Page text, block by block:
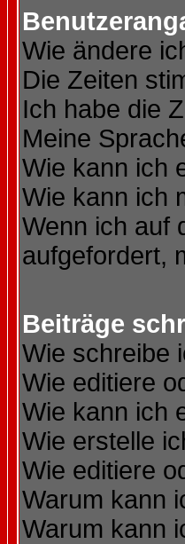
Wie ändere
Die Zeiten
Ich habe die
Meine
Wie kann ich
Wie kann ich
Wenn ich auf
aufgefordert,
Beiträge
Wie schreibe
Wie editiere
Wie kann ich
Wie erstelle
Wie editiere
Warum kann
Warum kann